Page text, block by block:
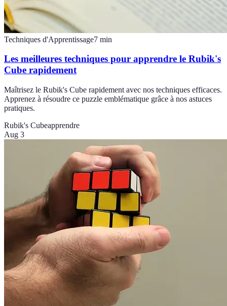
Techniques d'Apprentissage7 min
Les meilleures techniques pour apprendre le Rubik's
Cube rapidement
Maîtrisez le Rubik's Cube rapidement avec nos techniques efficaces.
Apprenez à résoudre ce puzzle emblématique grâce à nos astuces
pratiques.
Rubik's Cubeapprendre
Aug 3